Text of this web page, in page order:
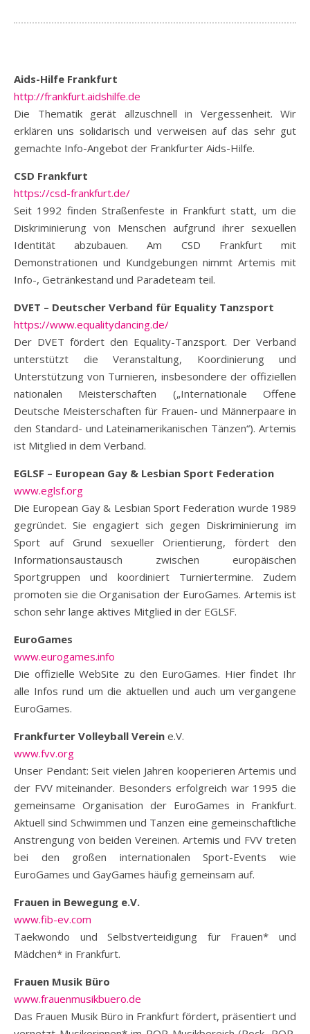
Aids-Hilfe Frankfurt
http://frankfurt.aidshilfe.de
Die Thematik gerät allzuschnell in Vergessenheit. Wir
erklären uns solidarisch und verweisen auf das sehr gut
gemachte Info-Angebot der Frankfurter Aids-Hilfe.
CSD Frankfurt
https://csd-frankfurt.de/
Seit 1992 finden Straßenfeste in Frankfurt statt, um die
Diskriminierung von Menschen aufgrund ihrer sexuellen
Identität abzubauen. Am CSD Frankfurt mit
Demonstrationen und Kundgebungen nimmt Artemis mit
Info-, Getränkestand und Paradeteam teil.
DVET – Deutscher Verband für Equality Tanzsport
https://www.equalitydancing.de/
Der DVET fördert den Equality-Tanzsport. Der Verband
unterstützt die Veranstaltung, Koordinierung und
Unterstützung von Turnieren, insbesondere der offiziellen
nationalen Meisterschaften („Internationale Offene
Deutsche Meisterschaften für Frauen- und Männerpaare in
den Standard- und Lateinamerikanischen Tänzen“). Artemis
ist Mitglied in dem Verband.
EGLSF – European Gay & Lesbian Sport Federation
www.eglsf.org
Die European Gay & Lesbian Sport Federation wurde 1989
gegründet. Sie engagiert sich gegen Diskriminierung im
Sport auf Grund sexueller Orientierung, fördert den
Informationsaustausch zwischen europäischen
Sportgruppen und koordiniert Turniertermine. Zudem
promoten sie die Organisation der EuroGames. Artemis ist
schon sehr lange aktives Mitglied in der EGLSF.
EuroGames
www.eurogames.info
Die offizielle WebSite zu den EuroGames. Hier findet Ihr
alle Infos rund um die aktuellen und auch um vergangene
EuroGames.
Frankfurter Volleyball Verein e.V.
www.fvv.org
Unser Pendant: Seit vielen Jahren kooperieren Artemis und
der FVV miteinander. Besonders erfolgreich war 1995 die
gemeinsame Organisation der EuroGames in Frankfurt.
Aktuell sind Schwimmen und Tanzen eine gemeinschaftliche
Anstrengung von beiden Vereinen. Artemis und FVV treten
bei den großen internationalen Sport-Events wie
EuroGames und GayGames häufig gemeinsam auf.
Frauen in Bewegung e.V.
www.fib-ev.com
Taekwondo und Selbstverteidigung für Frauen* und
Mädchen* in Frankfurt.
Frauen Musik Büro
www.frauenmusikbuero.de
Das Frauen Musik Büro in Frankfurt fördert, präsentiert und